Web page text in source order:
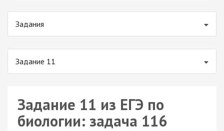
Задания
Задание 11
Задание 11 из ЕГЭ по
биологии: задача 116